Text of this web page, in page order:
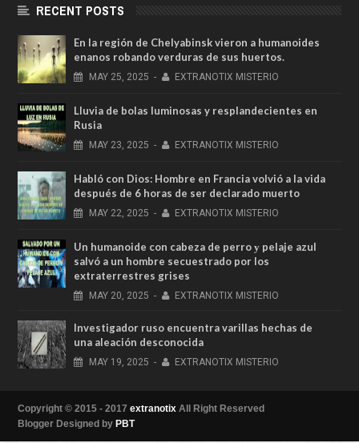
RECENT POSTS
En la región de Chelyabinsk vieron a humanoides
enanos robando verduras de sus huertos.
MAY 25, 2025 - EXTRANOTIX MISTERIO
Lluvia de bolas luminosas y resplandecientes en
Rusia
MAY 23, 2025 - EXTRANOTIX MISTERIO
Habló con Dios: Hombre en Francia volvió a la vida
después de 6 horas de ser declarado muerto
MAY 22, 2025 - EXTRANOTIX MISTERIO
Un humanoide con cabeza de perro у pelaje azul
salvó a un hombre secuestrado por los
extraterrestres grises
MAY 20, 2025 - EXTRANOTIX MISTERIO
Investigador ruso encuentra varillas hechas de
una aleación desconocida
MAY 19, 2025 - EXTRANOTIX MISTERIO
Copyright © 2015 - 2017 extranotix All Right Reserved
Blogger Designed by PBT